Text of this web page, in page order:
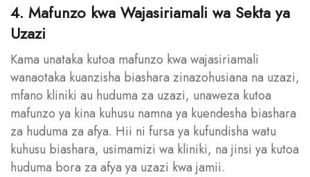
4. Mafunzo kwa Wajasiriamali wa Sekta ya
Uzazi
Kama unataka kutoa mafunzo kwa wajasiriamali
wanaotaka kuanzisha biashara zinazohusiana na uzazi,
mfano kliniki au huduma za uzazi, unaweza kutoa
mafunzo ya kina kuhusu namna ya kuendesha biashara
za huduma za afya. Hii ni fursa ya kufundisha watu
kuhusu biashara, usimamizi wa kliniki, na jinsi ya kutoa
huduma bora za afya ya uzazi kwa jamii.